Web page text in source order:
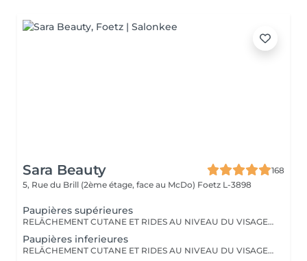
Sara Beauty
168
5, Rue du Brill (2ème étage, face au McDo) Foetz L-3898
Paupières supérieures
RELÄCHEMENT CUTANE ET RIDES AU NIVEAU DU VISAGE OU DU CORPS. PAS BESOIN DE PASSER PAR LA CASE CHIRURGIE POUR LES ÉLIMINER. LE PLASMA LIFT EST UNE TECHNIQUE ESTHÉTIQUE NON-INVASIVE QUI PROMET UN RAJEUNISSEMENT CUTANÉ RAPIDE ET EFFICACE.
Paupières inferieures
RELÄCHEMENT CUTANE ET RIDES AU NIVEAU DU VISAGE OU DU CORPS. PAS BESOIN DE PASSER PAR LA CASE CHIRURGIE POUR LES ÉLIMINER. LE PLASMA LIFT EST UNE TECHNIQUE ESTHÉTIQUE NON-INVASIVE QUI PROMET UN RAJEUNISSEMENT CUTANÉ RAPIDE ET EFFICACE.